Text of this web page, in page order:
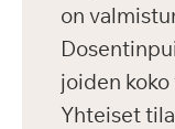
on
joiden
Yhteiset